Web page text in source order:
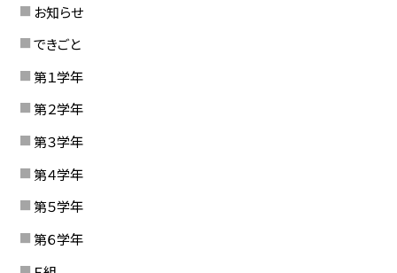
お知らせ
できごと
第１学年
第２学年
第３学年
第４学年
第５学年
第６学年